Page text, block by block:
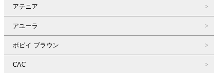
アテニア
アユーラ
ボビイ ブラウン
CAC